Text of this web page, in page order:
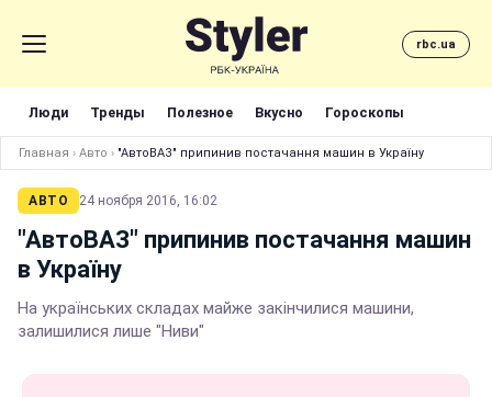
rbc.ua
Люди Тренды Полезное Вкусно Гороскопы
Главная › Авто › "АвтоВАЗ" припинив постачання машин в Україну
АВТО 24 ноября 2016, 16:02
"АвтоВАЗ" припинив постачання машин
в Україну
На українських складах майже закінчилися машини,
залишилися лише "Ниви"